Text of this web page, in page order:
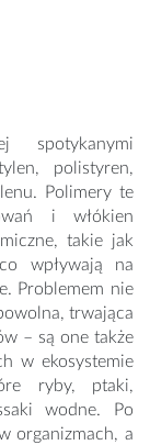
spotykanymi
polistyren,
Polimery te
i włókien
takie jak
wpływają na
Problemem nie
trwająca
– są one także
w ekosystemie
ryby, ptaki,
wodne. Po
organizmach, a